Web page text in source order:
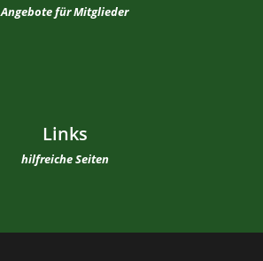
Angebote für Mitglieder
Links
hilfreiche Seiten